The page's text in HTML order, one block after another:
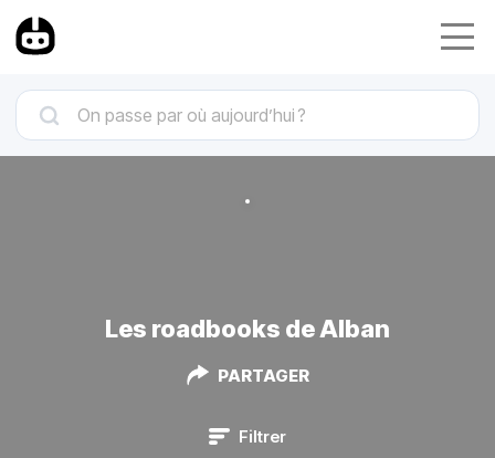
Les roadbooks de Alban
PARTAGER
Filtrer